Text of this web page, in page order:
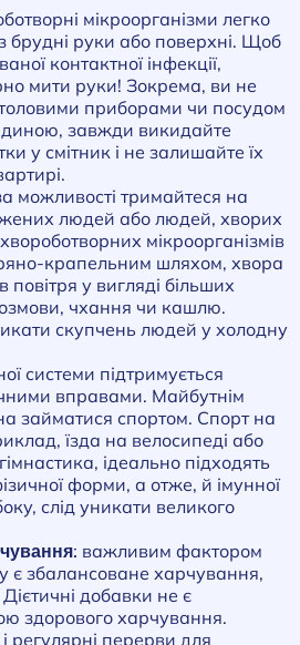
мікроорганізми легко
брудні руки або поверхні. Щоб
контактної інфекції,
мити руки! Зокрема, ви не
приборами чи посудом
завжди викидайте
у смітник і не залишайте їх
можливості тримайтеся на
людей або людей, хворих
мікроорганізмів
крапельним шляхом, хвора
повітря у вигляді більших
чхання чи кашлю.
скупчень людей у холодну
системи підтримується
вправами. Майбутнім
займатися спортом. Спорт на
їзда на велосипеді або
ідеально підходять
форми, а отже, й імунної
слід уникати великого
важливим фактором
є збалансоване харчування,
добавки не є
здорового харчування.
регулярні перерви для